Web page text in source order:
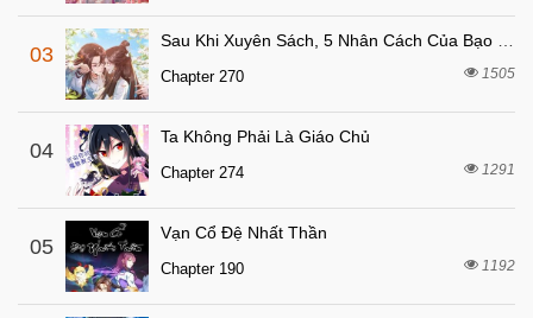
03
Sau Khi Xuyên Sách, 5 Nhân Cách Của Bạo Quân Đều Yêu Ta
Chapter 270 1505
04
Ta Không Phải Là Giáo Chủ
Chapter 274 1291
05
Vạn Cổ Đệ Nhất Thần
Chapter 190 1192